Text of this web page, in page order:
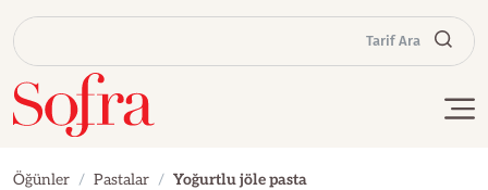
Tarif Ara
Öğünler Pastalar Yoğurtlu jöle pasta